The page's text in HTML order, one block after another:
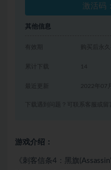
激活码
其他信息
有效期 购买后永
累计下载 14
2022年07
下载遇到问题？可联系客服或留
游戏介绍：
《刺客信条4：黑旗